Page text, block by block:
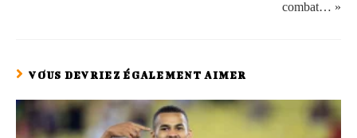
combat… »
VOUS DEVRIEZ ÉGALEMENT AIMER